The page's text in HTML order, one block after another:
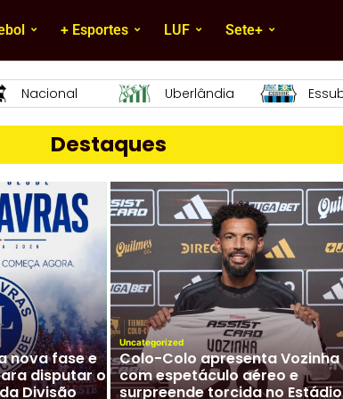
+ Esportes LUF Sete+
Essube Mamoré URT
Destaques
nova fase e
disputar o
Divisão
Uncategorized
Colo-Colo apresenta Vozinha
com espetáculo aéreo e
surpreende torcida no Estádio